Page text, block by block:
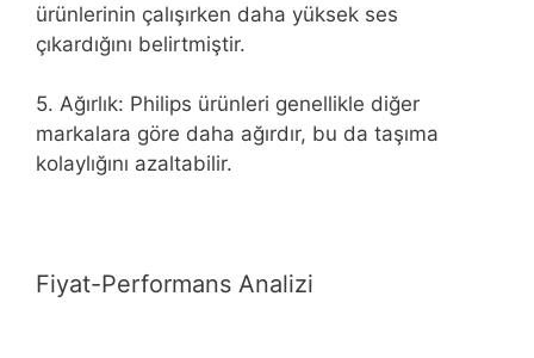
ürünlerinin çalışırken daha yüksek ses
çıkardığını belirtmiştir.
5. Ağırlık: Philips ürünleri genellikle diğer
markalara göre daha ağırdır, bu da taşıma
kolaylığını azaltabilir.
Fiyat-Performans Analizi